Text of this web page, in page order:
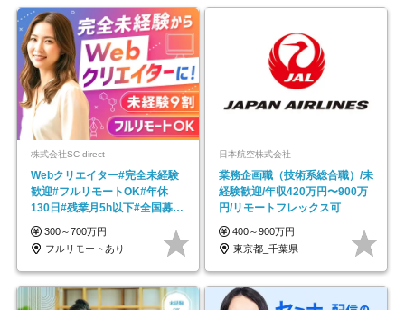
株式会社SC direct
Webクリエイター#完全未経験
歓迎#フルリモートOK#年休
130日#残業月5h以下#全国募集
#最大1年の研修
300～700万円
フルリモートあり
日本航空株式会社
業務企画職（技術系総合職）/未
経験歓迎/年収420万円〜900万
円/リモートフレックス可
400～900万円
東京都_千葉県